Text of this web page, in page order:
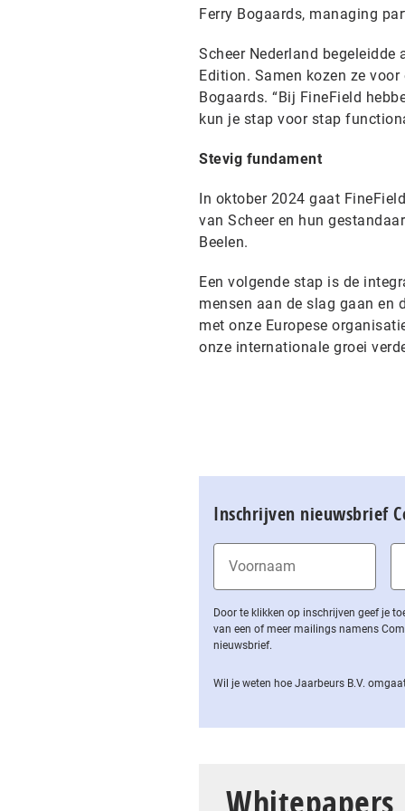
Ferry Bogaards, managing
Scheer Nederland
Edition. Samen kozen ze
Bogaards. “Bij FineField
kun je stap voor stap
Stevig fundament
In oktober 2024 gaat
van Scheer en hun
Beelen.
Een volgende stap is de
mensen aan de slag gaan en
met onze Europese
onze internationale groei
Inschrijven nieuwsbrief
Door te klikken op inschrijven geef je
van een of meer mailings namens
nieuwsbrief.
Wil je weten hoe Jaarbeurs B.V.